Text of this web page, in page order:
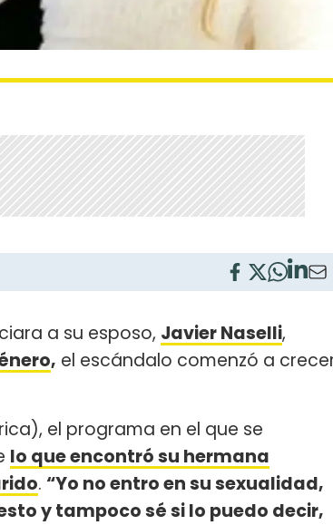
a su esposo, Javier Naselli,
, el escándalo comenzó a
el programa en el que se
lo que encontró su hermana
. “Yo no entro en su sexualidad,
y tampoco sé si lo puedo decir,